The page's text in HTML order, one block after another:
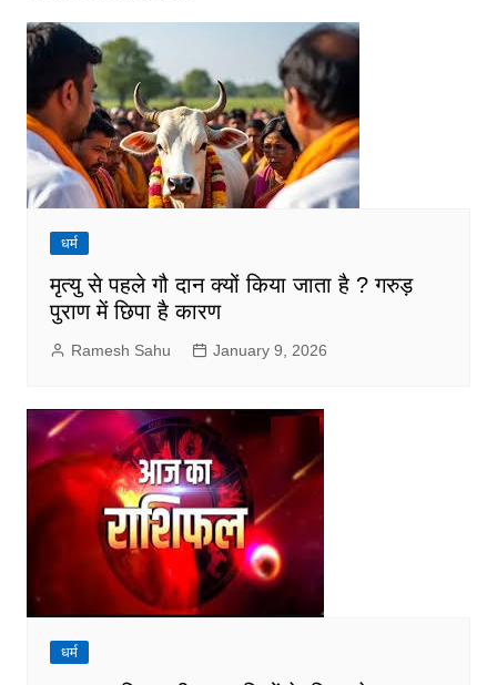
धर्म
मृत्यु से पहले गौ दान क्यों किया जाता है ? गरुड़
पुराण में छिपा है कारण
Ramesh Sahu January 9, 2026
धर्म